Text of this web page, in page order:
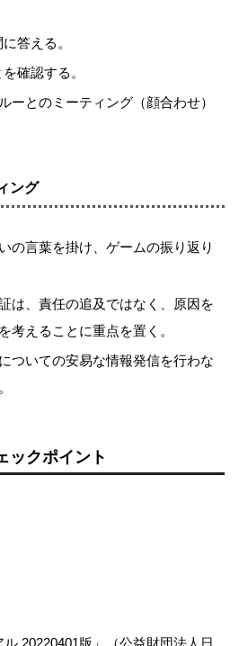
答える。
確認する。
ーとのミーティング（顔合わせ）
ング
の言葉を掛け、ゲームの振り返り
は、責任の追及ではなく、原因を
考えることに重点を置く。
ついての安易な情報発信を行わな
ックポイント